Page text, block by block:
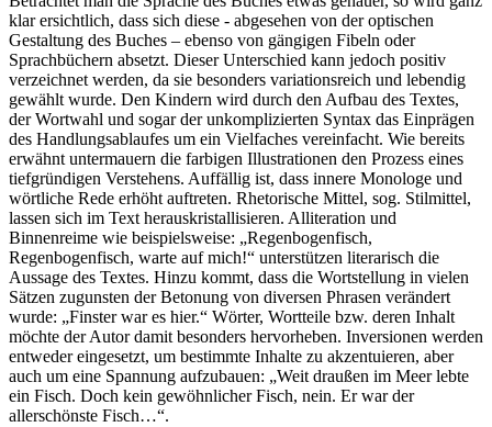
klar ersichtlich, dass sich diese - abgesehen von der optischen
Gestaltung des Buches – ebenso von gängigen Fibeln oder
Sprachbüchern absetzt. Dieser Unterschied kann jedoch positiv
verzeichnet werden, da sie besonders variationsreich und lebendig
gewählt wurde. Den Kindern wird durch den Aufbau des Textes,
der Wortwahl und sogar der unkomplizierten Syntax das Einprägen
des Handlungsablaufes um ein Vielfaches vereinfacht. Wie bereits
erwähnt untermauern die farbigen Illustrationen den Prozess eines
tiefgründigen Verstehens. Auffällig ist, dass innere Monologe und
wörtliche Rede erhöht auftreten. Rhetorische Mittel, sog. Stilmittel,
lassen sich im Text herauskristallisieren. Alliteration und
Binnenreime wie beispielsweise: „Regenbogenfisch,
Regenbogenfisch, warte auf mich!“ unterstützen literarisch die
Aussage des Textes. Hinzu kommt, dass die Wortstellung in vielen
Sätzen zugunsten der Betonung von diversen Phrasen verändert
wurde: „Finster war es hier.“ Wörter, Wortteile bzw. deren Inhalt
möchte der Autor damit besonders hervorheben. Inversionen werden
entweder eingesetzt, um bestimmte Inhalte zu akzentuieren, aber
auch um eine Spannung aufzubauen: „Weit draußen im Meer lebte
ein Fisch. Doch kein gewöhnlicher Fisch, nein. Er war der
allerschönste Fisch…“.